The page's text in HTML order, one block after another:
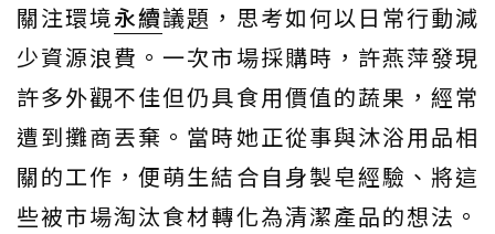
關注環境永續議題，思考如何以日常行動減
少資源浪費。一次市場採購時，許燕萍發現
許多外觀不佳但仍具食用價值的蔬果，經常
遭到攤商丟棄。當時她正從事與沐浴用品相
關的工作，便萌生結合自身製皂經驗、將這
些被市場淘汰食材轉化為清潔產品的想法。